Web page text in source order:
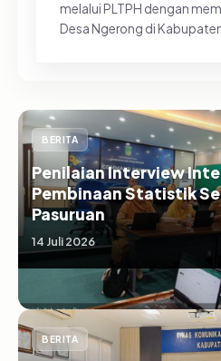
melalui PLTPH dengan
Desa Ngerong di
BERITA
Penilaian Interview
Pembinaan Statistik
Pasuruan
14 Juli 2026
BERITA